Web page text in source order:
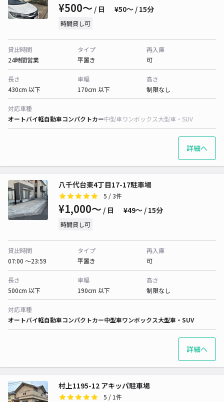
¥500〜 / 日 ¥50〜 / 15分
時間貸し可
貸出時間
24時間営業
タイプ
平置き
再入庫
可
長さ
430cm 以下
車幅
170cm 以下
高さ
制限なし
対応車種
オートバイ軽自動車コンパクトカー中型車ワンボックス大型車・SUV
詳細へ
八千代台東4丁目17-17駐車場
5 / 3件
¥1,000〜 / 日 ¥49〜 / 15分
時間貸し可
貸出時間
07:00 〜23:59
タイプ
平置き
再入庫
可
長さ
500cm 以下
車幅
190cm 以下
高さ
制限なし
対応車種
オートバイ軽自動車コンパクトカー中型車ワンボックス大型車・SUV
詳細へ
村上1195-12 アキッパ駐車場
5 / 1件